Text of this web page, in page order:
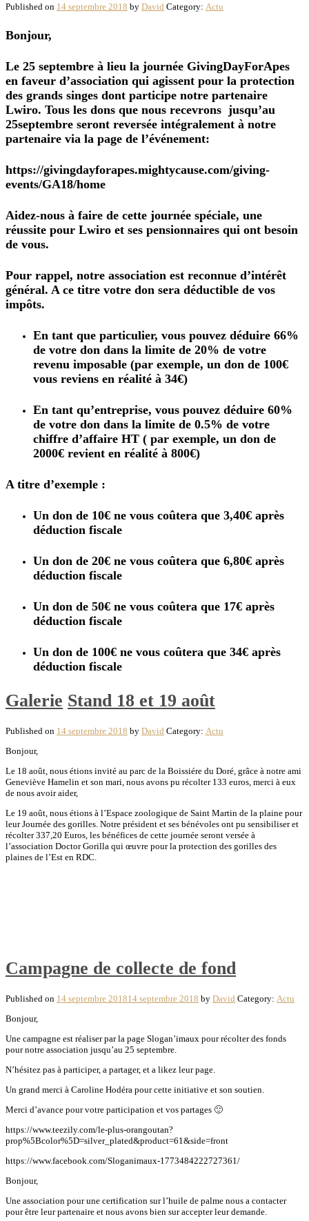
Published on 14 septembre 2018 by David Category: Actu
Bonjour,
Le 25 septembre à lieu la journée GivingDayForApes
en faveur d’association qui agissent pour la protection
des grands singes dont participe notre partenaire
Lwiro. Tous les dons que nous recevrons jusqu’au
25septembre seront reversée intégralement à notre
partenaire via la page de l’événement:
https://givingdayforapes.mightycause.com/giving-
events/GA18/home
Aidez-nous à faire de cette journée spéciale, une
réussite pour Lwiro et ses pensionnaires qui ont besoin
de vous.
Pour rappel, notre association est reconnue d’intérêt
général. A ce titre votre don sera déductible de vos
impôts.
En tant que particulier, vous pouvez déduire 66%
de votre don dans la limite de 20% de votre
revenu imposable (par exemple, un don de 100€
vous reviens en réalité à 34€)
En tant qu’entreprise, vous pouvez déduire 60%
de votre don dans la limite de 0.5% de votre
chiffre d’affaire HT ( par exemple, un don de
2000€ revient en réalité à 800€)
A titre d’exemple :
Un don de 10€ ne vous coûtera que 3,40€ après
déduction fiscale
Un don de 20€ ne vous coûtera que 6,80€ après
déduction fiscale
Un don de 50€ ne vous coûtera que 17€ après
déduction fiscale
Un don de 100€ ne vous coûtera que 34€ après
déduction fiscale
Galerie Stand 18 et 19 août
Published on 14 septembre 2018 by David Category: Actu
Bonjour,
Le 18 août, nous étions invité au parc de la Boissiére du Doré, grâce à notre ami
Geneviève Hamelin et son mari, nous avons pu récolter 133 euros, merci à eux
de nous avoir aider,
Le 19 août, nous étions à l’Espace zoologique de Saint Martin de la plaine pour
leur Journée des gorilles. Notre président et ses bénévoles ont pu sensibiliser et
récolter 337,20 Euros, les bénéfices de cette journée seront versée à
l’association Doctor Gorilla qui œuvre pour la protection des gorilles des
plaines de l’Est en RDC.
Campagne de collecte de fond
Published on 14 septembre 201814 septembre 2018 by David Category: Actu
Bonjour,
Une campagne est réaliser par la page Slogan’imaux pour récolter des fonds
pour notre association jusqu’au 25 septembre.
N’hésitez pas à participer, a partager, et a likez leur page.
Un grand merci à Caroline Hodéra pour cette initiative et son soutien.
Merci d’avance pour votre participation et vos partages 🙂
https://www.teezily.com/le-plus-orangoutan?
prop%5Bcolor%5D=silver_plated&product=61&side=front
https://www.facebook.com/Sloganimaux-1773484222727361/
Bonjour,
Une association pour une certification sur l’huile de palme nous a contacter
pour être leur partenaire et nous avons bien sur accepter leur demande.